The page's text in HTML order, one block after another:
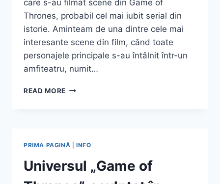
care s-au filmat scene din Game of
Thrones, probabil cel mai iubit serial din
istorie. Aminteam de una dintre cele mai
interesante scene din film, când toate
personajele principale s-au întâlnit într-un
amfiteatru, numit…
READ MORE ITALICA
NĂSCUT
TRAIAN
DRAGONPIT
PRIMA PAGINĂ INFO
Universul „Game of